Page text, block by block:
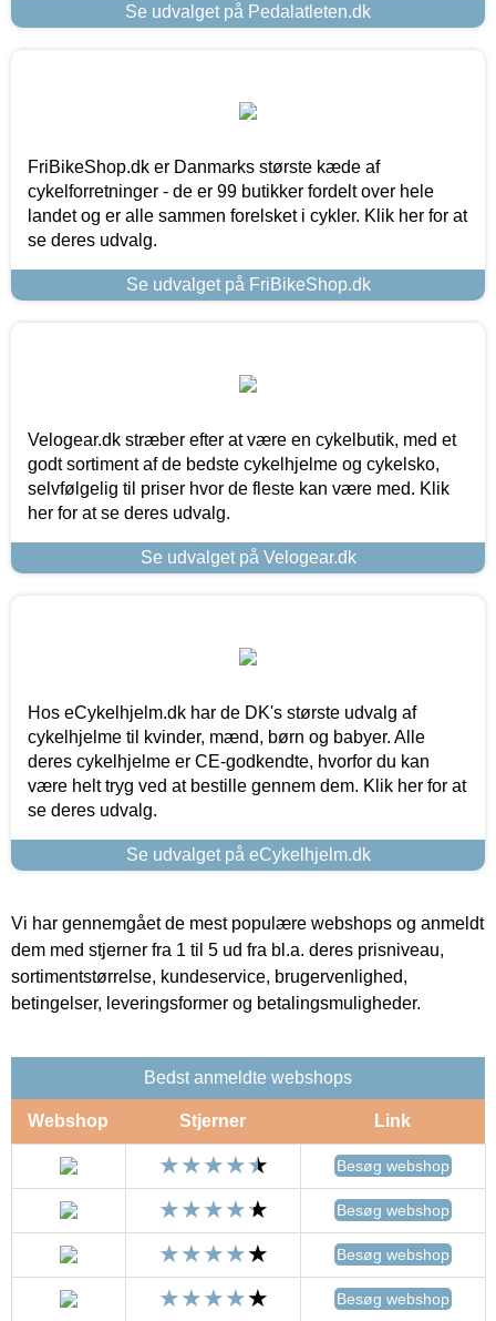
Se udvalget på Pedalatleten.dk
FriBikeShop.dk er Danmarks største kæde af
cykelforretninger - de er 99 butikker fordelt over hele
landet og er alle sammen forelsket i cykler. Klik her for at
se deres udvalg.
Se udvalget på FriBikeShop.dk
Velogear.dk stræber efter at være en cykelbutik, med et
godt sortiment af de bedste cykelhjelme og cykelsko,
selvfølgelig til priser hvor de fleste kan være med. Klik
her for at se deres udvalg.
Se udvalget på Velogear.dk
Hos eCykelhjelm.dk har de DK's største udvalg af
cykelhjelme til kvinder, mænd, børn og babyer. Alle
deres cykelhjelme er CE-godkendte, hvorfor du kan
være helt tryg ved at bestille gennem dem. Klik her for at
se deres udvalg.
Se udvalget på eCykelhjelm.dk
Vi har gennemgået de mest populære webshops og anmeldt
dem med stjerner fra 1 til 5 ud fra bl.a. deres prisniveau,
sortimentstørrelse, kundeservice, brugervenlighed,
betingelser, leveringsformer og betalingsmuligheder.
Bedst anmeldte webshops
Webshop Stjerner Link
Besøg webshop
Besøg webshop
Besøg webshop
Besøg webshop